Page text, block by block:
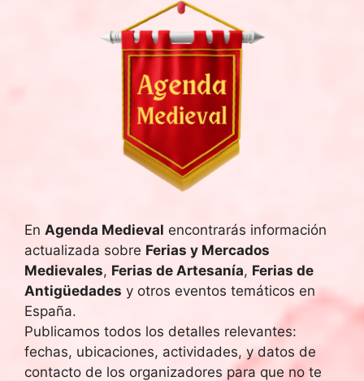
En Agenda Medieval encontrarás información
actualizada sobre Ferias y Mercados
Medievales, Ferias de Artesanía, Ferias de
Antigüedades y otros eventos temáticos en
España.
Publicamos todos los detalles relevantes:
fechas, ubicaciones, actividades, y datos de
contacto de los organizadores para que no te